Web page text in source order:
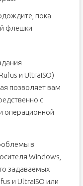
пока
флешки
и UltraISO)
позволяет вам
с
операционной
в
Windows,
задаваемых
и UltraISO или